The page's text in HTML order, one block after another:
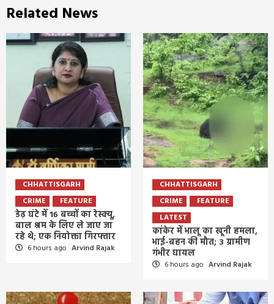
Related News
CHHATTISGARH
CRIME
FEATURE
डेढ़ घंटे में 16 बच्चों का रेस्क्यू,
बाल श्रम के लिए ले जाए जा
रहे थे; एक नियोक्ता गिरफ्तार
6 hours ago Arvind Rajak
CHHATTISGARH
CRIME
FEATURE
LATEST
कांकेर में भालू का खूनी हमला,
भाई-बहन की मौत; 3 ग्रामीण
गंभीर घायल
6 hours ago Arvind Rajak